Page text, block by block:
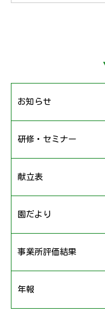
お知らせ
研修・セミナー
献立表
園だより
事業所評価結果
年報